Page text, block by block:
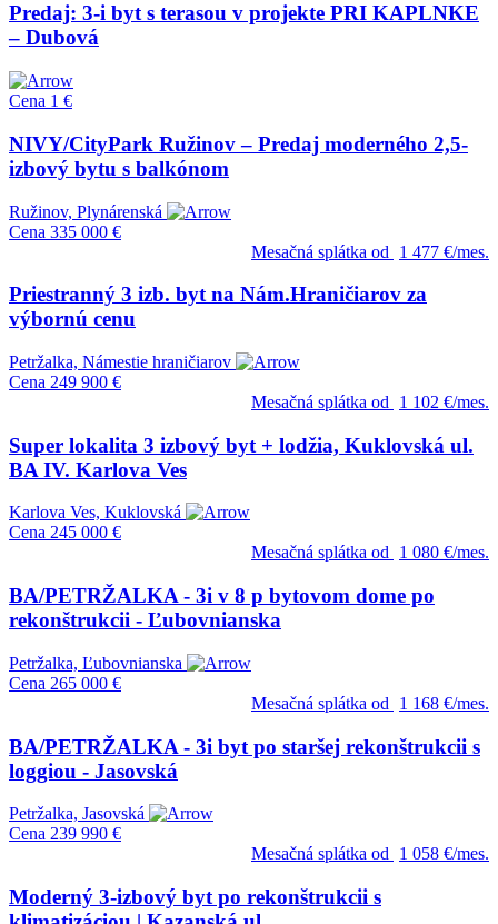
Predaj: 3-i byt s terasou v projekte PRI KAPLNKE
– Dubová
Cena 1 €
NIVY/CityPark Ružinov – Predaj moderného 2,5-
izbový bytu s balkónom
Ružinov, Plynárenská
Cena 335 000 €
Mesačná splátka od
1 477 €/mes.
Priestranný 3 izb. byt na Nám.Hraničiarov za
výbornú cenu
Petržalka, Námestie hraničiarov
Cena 249 900 €
Mesačná splátka od
1 102 €/mes.
Super lokalita 3 izbový byt + lodžia, Kuklovská ul.
BA IV. Karlova Ves
Karlova Ves, Kuklovská
Cena 245 000 €
Mesačná splátka od
1 080 €/mes.
BA/PETRŽALKA - 3i v 8 p bytovom dome po
rekonštrukcii - Ľubovnianska
Petržalka, Ľubovnianska
Cena 265 000 €
Mesačná splátka od
1 168 €/mes.
BA/PETRŽALKA - 3i byt po staršej rekonštrukcii s
loggiou - Jasovská
Petržalka, Jasovská
Cena 239 990 €
Mesačná splátka od
1 058 €/mes.
Moderný 3-izbový byt po rekonštrukcii s